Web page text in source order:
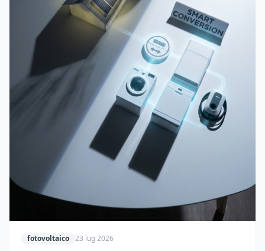
fotovoltaico 23 lug 2026